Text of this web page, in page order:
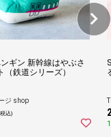
ギン 新幹線はやぶさ
（鉄道シリーズ）
ジ shop
込)